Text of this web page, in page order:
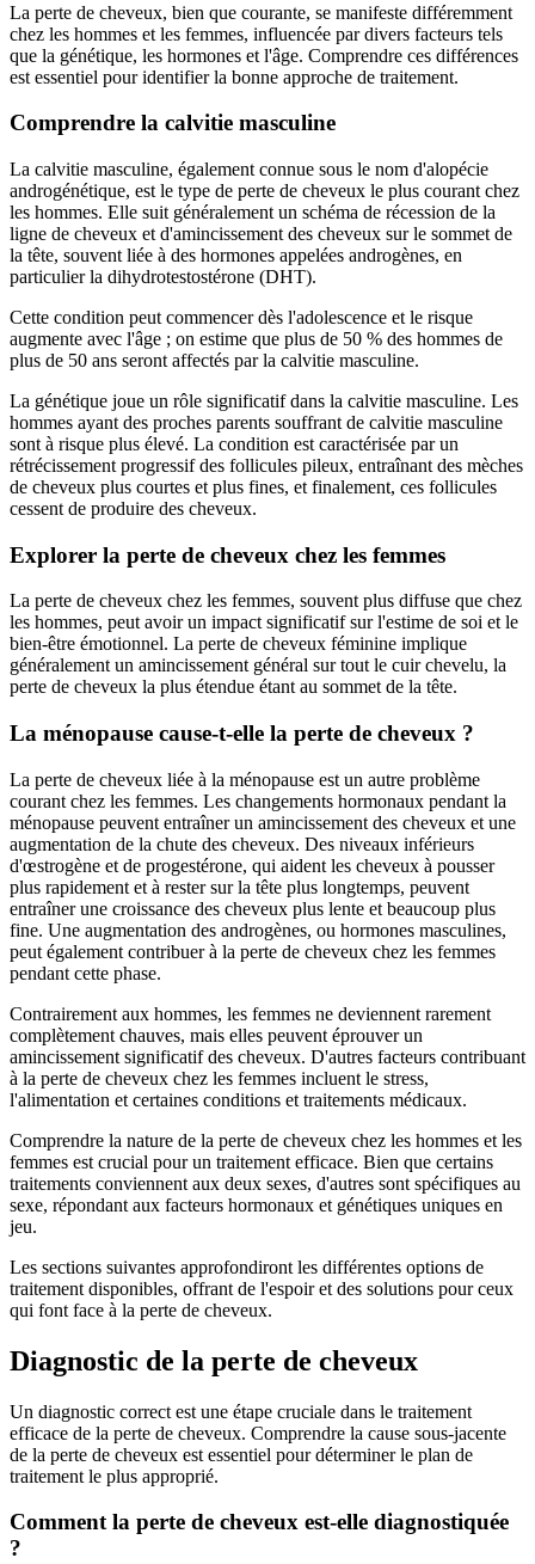
La perte de cheveux, bien que courante, se manifeste différemment
chez les hommes et les femmes, influencée par divers facteurs tels
que la génétique, les hormones et l'âge. Comprendre ces différences
est essentiel pour identifier la bonne approche de traitement.
Comprendre la calvitie masculine
La calvitie masculine, également connue sous le nom d'alopécie
androgénétique, est le type de perte de cheveux le plus courant chez
les hommes. Elle suit généralement un schéma de récession de la
ligne de cheveux et d'amincissement des cheveux sur le sommet de
la tête, souvent liée à des hormones appelées androgènes, en
particulier la dihydrotestostérone (DHT).
Cette condition peut commencer dès l'adolescence et le risque
augmente avec l'âge ; on estime que plus de 50 % des hommes de
plus de 50 ans seront affectés par la calvitie masculine.
La génétique joue un rôle significatif dans la calvitie masculine. Les
hommes ayant des proches parents souffrant de calvitie masculine
sont à risque plus élevé. La condition est caractérisée par un
rétrécissement progressif des follicules pileux, entraînant des mèches
de cheveux plus courtes et plus fines, et finalement, ces follicules
cessent de produire des cheveux.
Explorer la perte de cheveux chez les femmes
La perte de cheveux chez les femmes, souvent plus diffuse que chez
les hommes, peut avoir un impact significatif sur l'estime de soi et le
bien-être émotionnel. La perte de cheveux féminine implique
généralement un amincissement général sur tout le cuir chevelu, la
perte de cheveux la plus étendue étant au sommet de la tête.
La ménopause cause-t-elle la perte de cheveux ?
La perte de cheveux liée à la ménopause est un autre problème
courant chez les femmes. Les changements hormonaux pendant la
ménopause peuvent entraîner un amincissement des cheveux et une
augmentation de la chute des cheveux. Des niveaux inférieurs
d'œstrogène et de progestérone, qui aident les cheveux à pousser
plus rapidement et à rester sur la tête plus longtemps, peuvent
entraîner une croissance des cheveux plus lente et beaucoup plus
fine. Une augmentation des androgènes, ou hormones masculines,
peut également contribuer à la perte de cheveux chez les femmes
pendant cette phase.
Contrairement aux hommes, les femmes ne deviennent rarement
complètement chauves, mais elles peuvent éprouver un
amincissement significatif des cheveux. D'autres facteurs contribuant
à la perte de cheveux chez les femmes incluent le stress,
l'alimentation et certaines conditions et traitements médicaux.
Comprendre la nature de la perte de cheveux chez les hommes et les
femmes est crucial pour un traitement efficace. Bien que certains
traitements conviennent aux deux sexes, d'autres sont spécifiques au
sexe, répondant aux facteurs hormonaux et génétiques uniques en
jeu.
Les sections suivantes approfondiront les différentes options de
traitement disponibles, offrant de l'espoir et des solutions pour ceux
qui font face à la perte de cheveux.
Diagnostic de la perte de cheveux
Un diagnostic correct est une étape cruciale dans le traitement
efficace de la perte de cheveux. Comprendre la cause sous-jacente
de la perte de cheveux est essentiel pour déterminer le plan de
traitement le plus approprié.
Comment la perte de cheveux est-elle diagnostiquée
?